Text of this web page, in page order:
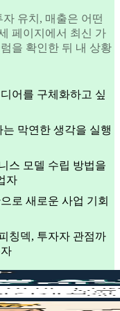
유치, 매출은 어떤
페이지에서 최신 가
을 확인한 뒤 내 상황
어를 구체화하고 싶
막연한 생각을 실행
스 모델 수립 방법을
자
로 새로운 사업 기회
칭덱, 투자자 관점까